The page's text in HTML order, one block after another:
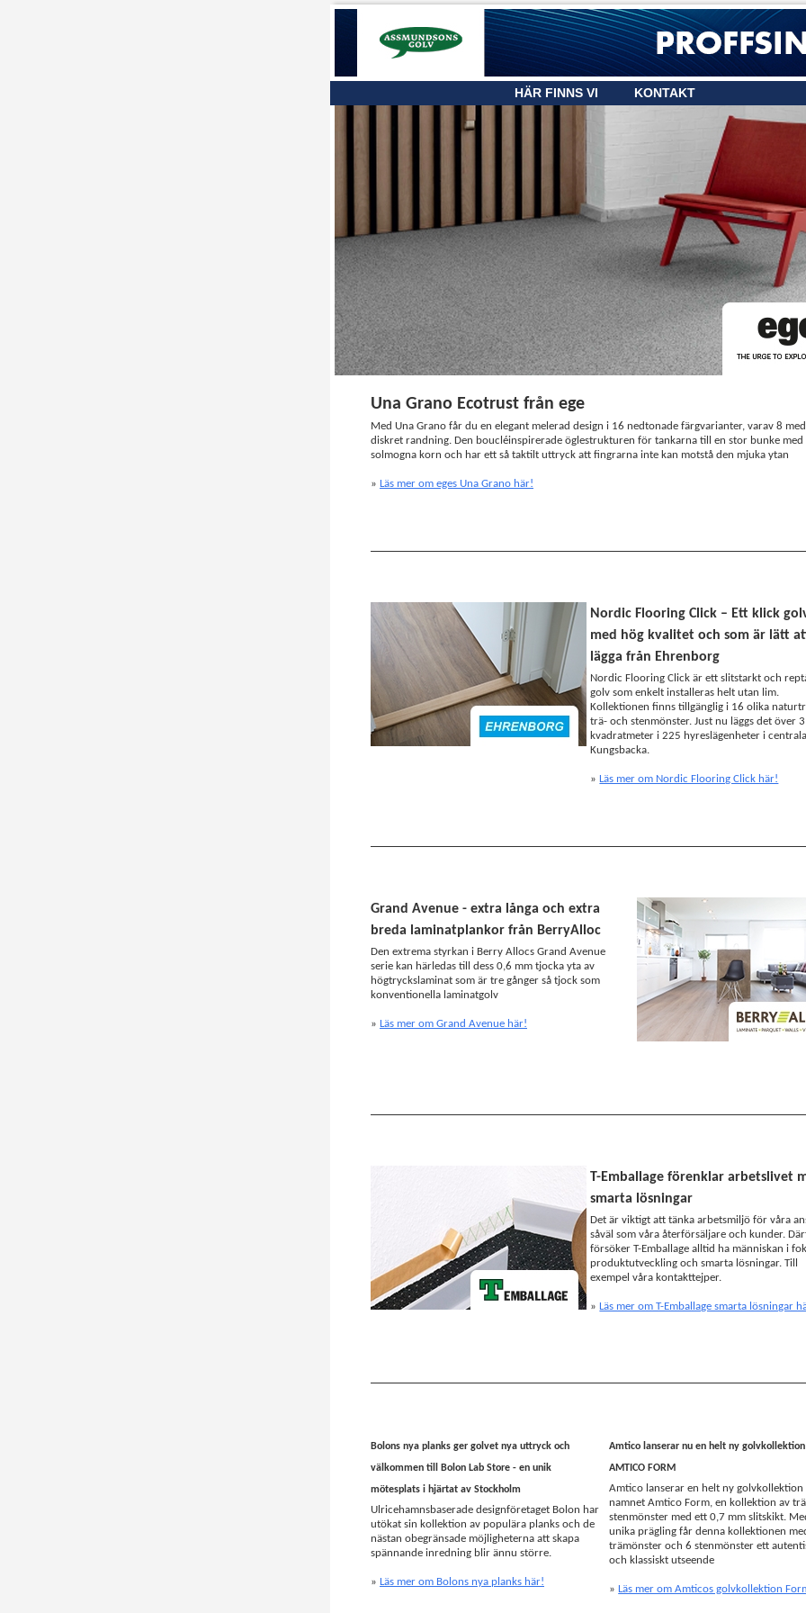
HÄR FINNS VI KONTAKT
Una Grano Ecotrust från ege
Med Una Grano får du en elegant melerad design i 16 nedtonade färgvarianter, varav 8
diskret randning. Den boucléinspirerade öglestrukturen för tankarna till en stor bunke med
solmogna korn och har ett så taktilt uttryck att fingrarna inte kan motstå den mjuka ytan
» Läs mer om eges Una Grano här!
Nordic Flooring Click – Ett klick
med hög kvalitet och som är lätt
lägga från Ehrenborg
Nordic Flooring Click är ett slitstarkt och
golv som enkelt installeras helt utan lim.
Kollektionen finns tillgänglig i 16 olika
trä- och stenmönster. Just nu läggs det över
kvadratmeter i 225 hyreslägenheter i
Kungsbacka.
»Läs mer om Nordic Flooring Click här!
Grand Avenue - extra långa och extra
breda laminatplankor från BerryAlloc
Den extrema styrkan i Berry Allocs Grand Avenue
serie kan härledas till dess 0,6 mm tjocka yta av
högtryckslaminat som är tre gånger så tjock som
konventionella laminatgolv
» Läs mer om Grand Avenue här!
T-Emballage förenklar arbetslivet
smarta lösningar
Det är viktigt att tänka arbetsmiljö för våra
såväl som våra återförsäljare och kunder.
försöker T-Emballage alltid ha människan i
produktutveckling och smarta lösningar. Till
exempel våra kontakttejper.
»Läs mer om T-Emballage smarta lösningar
Bolons nya planks ger golvet nya uttryck och
välkommen till Bolon Lab Store - en unik
mötesplats i hjärtat av Stockholm
Ulricehamnsbaserade designföretaget Bolon har
utökat sin kollektion av populära planks och de
nästan obegränsade möjligheterna att skapa
spännande inredning blir ännu större.
» Läs mer om Bolons nya planks här!
Amtico lanserar nu en helt ny
AMTICO FORM
Amtico lanserar en helt ny
namnet Amtico Form, en kollektion av
stenmönster med ett 0,7 mm slitskikt.
unika prägling får denna kollektionen
trämönster och 6 stenmönster ett
och klassiskt utseende
»Läs mer om Amticos golvkollektion